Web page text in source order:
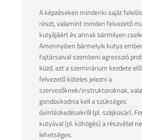
A képzéseken mindenki saját
részt, valamint minden felvezető
kutyájáért és annak bármilyen
Amennyiben bármelyik kutya
fajtársaival szembeni agresszió
küzd, azt a szeminárium kezdete
felvezető köteles jelezni a
szervezőknek/instruktoroknak,
gondoskodnia kell a szükséges
óvintézkedésekről (pl. szájkosár).
kutyával (pl. köhögés) a részvétel
lehetséges.